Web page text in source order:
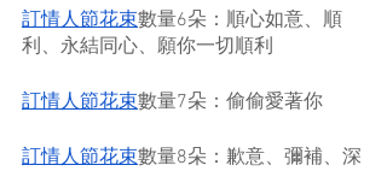
訂情人節花束數量6朵：順心如意、順
利、永結同心、願你一切順利
訂情人節花束數量7朵：偷偷愛著你
訂情人節花束數量8朵：歉意、彌補、深